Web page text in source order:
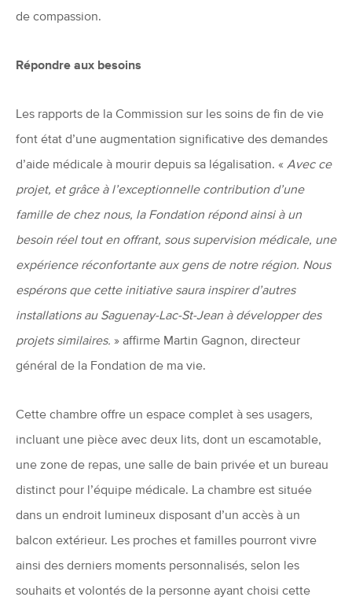
de compassion.
Répondre aux besoins
Les rapports de la Commission sur les soins de fin de vie
font état d’une augmentation significative des demandes
d’aide médicale à mourir depuis sa légalisation. « Avec ce
projet, et grâce à l’exceptionnelle contribution d’une
famille de chez nous, la Fondation répond ainsi à un
besoin réel tout en offrant, sous supervision médicale, une
expérience réconfortante aux gens de notre région. Nous
espérons que cette initiative saura inspirer d’autres
installations au Saguenay-Lac-St-Jean à développer des
projets similaires. » affirme Martin Gagnon, directeur
général de la Fondation de ma vie.
Cette chambre offre un espace complet à ses usagers,
incluant une pièce avec deux lits, dont un escamotable,
une zone de repas, une salle de bain privée et un bureau
distinct pour l’équipe médicale. La chambre est située
dans un endroit lumineux disposant d’un accès à un
balcon extérieur. Les proches et familles pourront vivre
ainsi des derniers moments personnalisés, selon les
souhaits et volontés de la personne ayant choisi cette